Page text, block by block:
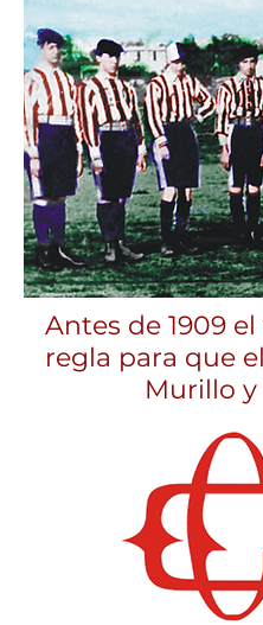
Antes de 1909
regla para que
Murillo